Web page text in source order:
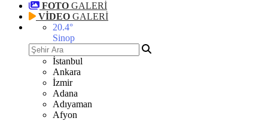
FOTO GALERİ
VİDEO GALERİ
20.4°
Sinop
İstanbul
Ankara
İzmir
Adana
Adıyaman
Afyon